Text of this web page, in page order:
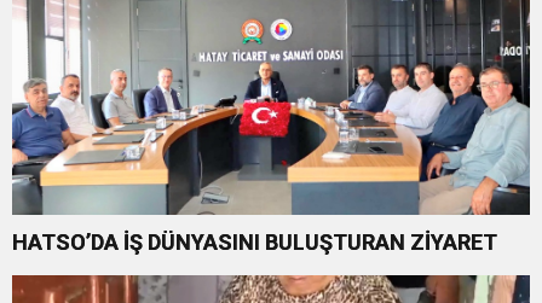
HATSO’DA İŞ DÜNYASINI BULUŞTURAN ZİYARET